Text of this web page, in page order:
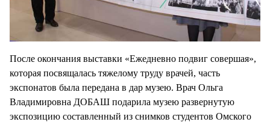
После окончания выставки «Ежедневно подвиг совершая»,
которая посвящалась тяжелому труду врачей, часть
экспонатов была передана в дар музею. Врач Ольга
Владимировна ДОБАШ подарила музею развернутую
экспозицию составленный из снимков студентов Омского